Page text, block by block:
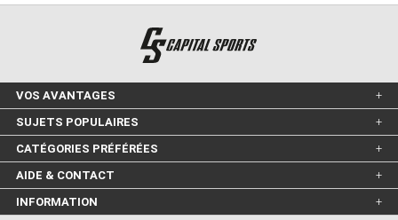
VOS AVANTAGES
SUJETS POPULAIRES
CATÉGORIES PRÉFÉRÉES
AIDE & CONTACT
INFORMATION